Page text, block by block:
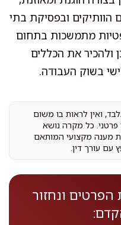
הוותיקים ובפסיקת בתי
מתמשכות בתחום
ולהכיר את הכללים
בשוק העבודה.
ואין לראות בו משום
פרטני. כל מקרה נושא
מענה מקצועי המותאם
עורך דין.
ונחזור